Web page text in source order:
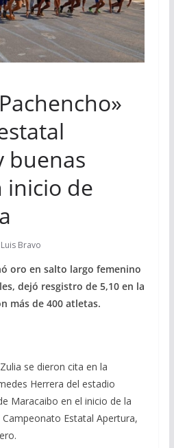
buenas
inicio de
Luis Bravo
oro en salto largo femenino
dejó resgistro de 5,10 en la
más de 400 atletas.
se dieron cita en la
Herrera del estadio
Maracaibo en el inicio de la
Estatal Apertura,